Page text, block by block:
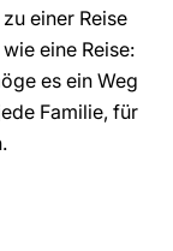
einer Reise
eine Reise:
es ein Weg
Familie, für